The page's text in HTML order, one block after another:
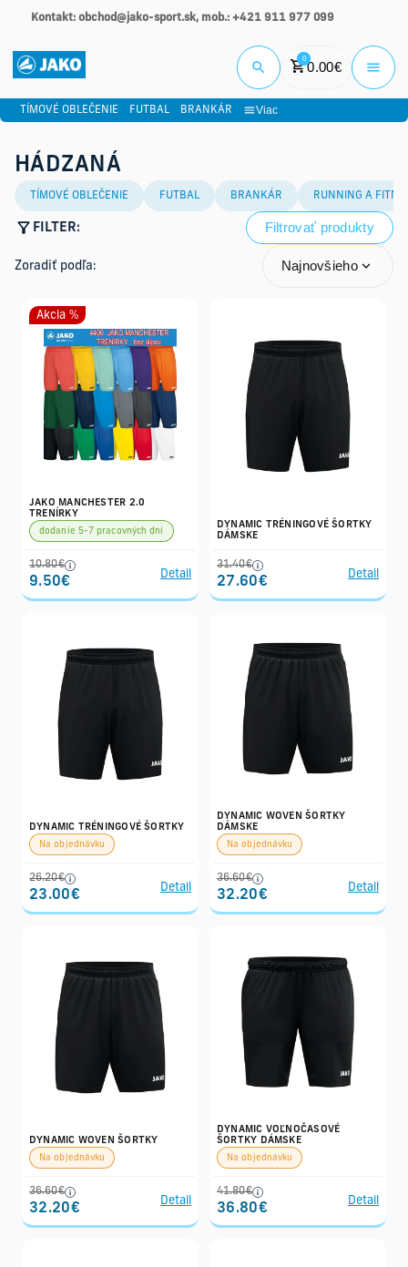
Kontakt: obchod@jako-sport.sk, mob.: +421 911 977 099
0
0.00€
TÍMOVÉ OBLEČENIE FUTBAL BRANKÁR Viac
HÁDZANÁ
TÍMOVÉ OBLEČENIE FUTBAL BRANKÁR RUNNING A
FILTER: Filtrovať produkty
Zoradiť podľa: Najnovšieho
Akcia %
JAKO MANCHESTER 2.0
TRENÍRKY
dodanie 5-7 pracovných dní
10.80€
9.50€
Detail
DYNAMIC TRÉNINGOVÉ ŠORTKY
DÁMSKE
31.40€
27.60€
Detail
DYNAMIC TRÉNINGOVÉ ŠORTKY
Na objednávku
26.20€
23.00€
Detail
DYNAMIC WOVEN ŠORTKY
DÁMSKE
Na objednávku
36.60€
32.20€
Detail
DYNAMIC WOVEN ŠORTKY
Na objednávku
36.60€
32.20€
Detail
DYNAMIC VOĽNOČASOVÉ
ŠORTKY DÁMSKE
Na objednávku
41.80€
36.80€
Detail